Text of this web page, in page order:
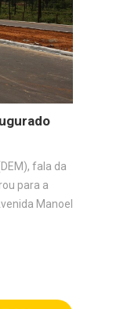
fala da
para a
Manoel